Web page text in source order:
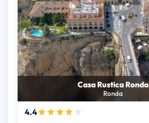
Casa Rustica Ronda
Ronda
4.4